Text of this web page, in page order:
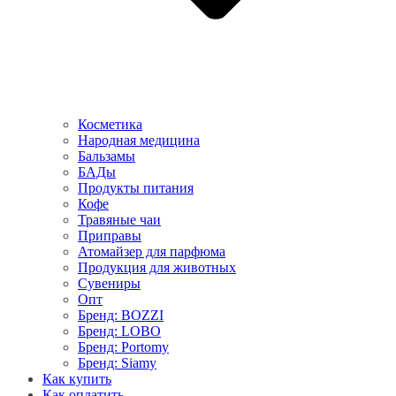
Косметика
Народная медицина
Бальзамы
БАДы
Продукты питания
Кофе
Травяные чаи
Приправы
Атомайзер для парфюма
Продукция для животных
Сувениры
Опт
Бренд: BOZZI
Бренд: LOBO
Бренд: Portomy
Бренд: Siamy
Как купить